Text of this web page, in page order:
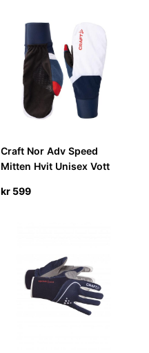
Craft Nor Adv Speed
Mitten Hvit Unisex Vott
kr599